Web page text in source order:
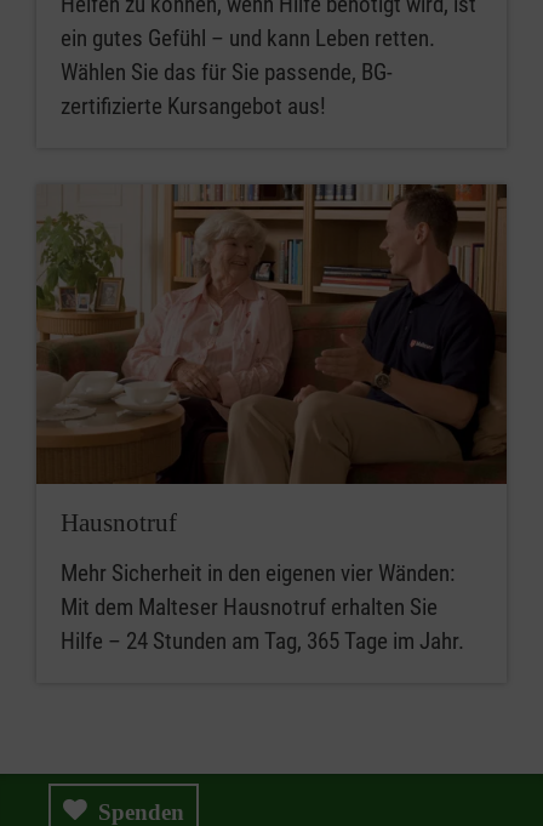
ein gutes Gefühl – und kann Leben retten.
Wählen Sie das für Sie passende, BG-
zertifizierte Kursangebot aus!
Hausnotruf
Mehr Sicherheit in den eigenen vier Wänden:
Mit dem Malteser Hausnotruf erhalten Sie
Hilfe – 24 Stunden am Tag, 365 Tage im Jahr.
Spenden